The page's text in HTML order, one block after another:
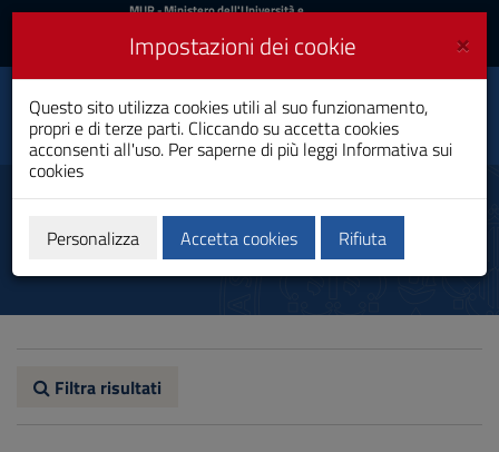
Vai
al
navigazione
sito
Footer
MIUR
Accedi
MUR- Ministero dell'Università e
Accedi UniCA News
Toggle
navigation
Università degli
Studi di Cagliari
Notizie
Filtra risultati
×
Impostazioni dei cookie
Questo sito utilizza cookies utili al suo funzionamento,
propri e di terze parti. Cliccando su accetta cookies
acconsenti all'uso. Per saperne di più leggi Informativa sui
cookies
Personalizza Accetta cookies Rifiuta